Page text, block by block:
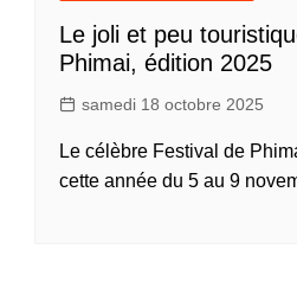
Le joli et peu
Phimai, édition 2025
samedi 18 octobre 2025
Le célèbre Festival de
cette année du 5 au 9